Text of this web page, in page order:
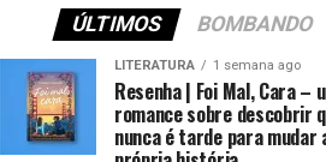
ÚLTIMOS BOMBANDO
LITERATURA 1 semana ago
Resenha | Foi Mal, Cara –
romance sobre descobrir
nunca é tarde para mudar